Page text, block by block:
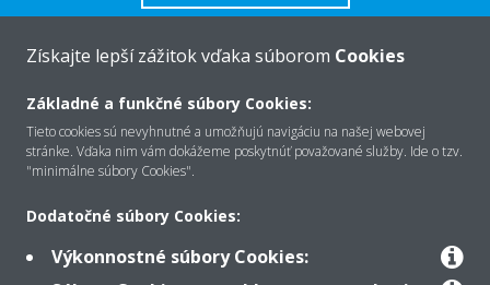
O Daikin
Kontakt
Získajte lepší zážitok vďaka súborom Cookies
Základné a funkčné súbory Cookies:
Tieto cookies sú nevyhnutné a umožňujú navigáciu na našej webovej
stránke. Vďaka nim vám dokážeme poskytnúť považované služby. Ide o tzv.
"minimálne súbory Cookies".
Dodatočné súbory Cookies:
Výkonnostné súbory Cookies: